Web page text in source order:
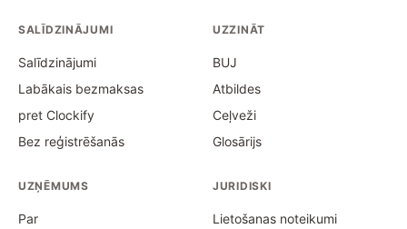
SALĪDZINĀJUMI
Salīdzinājumi
Labākais bezmaksas
pret Clockify
Bez reģistrēšanās
UZZINĀT
BUJ
Atbildes
Ceļveži
Glosārijs
UZŅĒMUMS
Par
JURIDISKI
Lietošanas noteikumi